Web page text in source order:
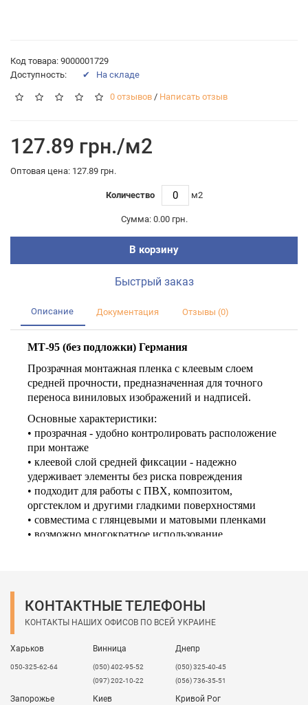
Код товара: 9000001729
Доступность:
✔ На складе
0 отзывов / Написать отзыв
127.89 грн./м2
Оптовая цена: 127.89 грн.
Количество м2
Сумма: 0.00 грн.
В корзину
Быстрый заказ
Описание Документация Отзывы (0)
МТ-95 (без подложки) Германия
Прозрачная монтажная пленка с клеевым слоем
средней прочности, предназначенная для точного
переноса виниловых изображений и надписей.
Основные характеристики:
• прозрачная - удобно контролировать расположение
при монтаже
• клеевой слой средней фиксации - надежно
удерживает элементы без риска повреждения
• подходит для работы с ПВХ, композитом,
оргстеклом и другими гладкими поверхностями
• совместима с глянцевыми и матовыми пленками
• возможно многократное использование
• изготовление рекламной продукции и вывесок
• оформление витрин, стендов, табличек
• нанесение графики на твердые материалы
МТ-95 — практичное решение для повседневной
работы, когда важны точность, удобство и контроль в
процессе монтажа.
КОНТАКТНЫЕ ТЕЛЕФОНЫ
КОНТАКТЫ НАШИХ ОФИСОВ ПО ВСЕЙ УКРАИНЕ
Харьков
050-325-62-64
Винница
(050) 402-95-52
(097) 202-10-22
Днепр
(050) 325-40-45
(056) 736-35-51
Запорожье Киев Кривой Рог